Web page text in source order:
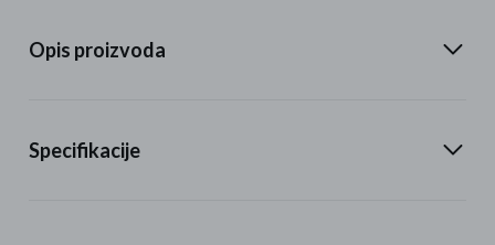
Opis proizvoda
Specifikacije